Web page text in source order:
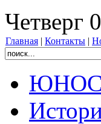
Четверг
Главная | Контакты |